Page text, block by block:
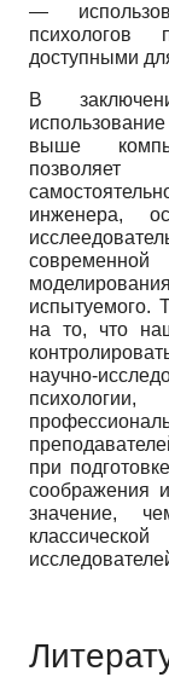
—
психологов
доступными
В
выше
инженера,
испытуемого.
на то, что
научно-
при
соображения
значение,